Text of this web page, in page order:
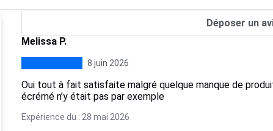
Déposer un
Melissa P.
8 juin 2026
Oui tout à fait satisfaite malgré quelque manque de
écrémé n’y était pas par exemple
Expérience du : 28 mai 2026